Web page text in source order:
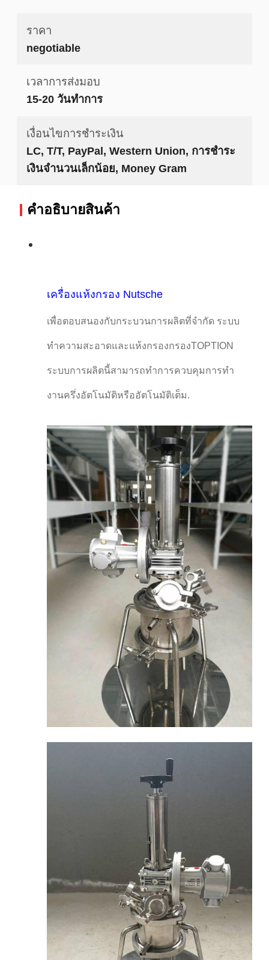
ราคา
negotiable
เวลาการส่งมอบ
15-20 วันทำการ
เงื่อนไขการชำระเงิน
LC, T/T, PayPal, Western Union, การชำระ
เงินจำนวนเล็กน้อย, Money Gram
คําอธิบายสินค้า
เครื่องแห้งกรอง Nutsche
เพื่อตอบสนองกับกระบวนการผลิตที่จํากัด ระบบ
ทําความสะอาดและแห้งกรองกรองTOPTION
ระบบการผลิตนี้สามารถทําการควบคุมการทํา
งานครึ่งอัตโนมัติหรืออัตโนมัติเต็ม.